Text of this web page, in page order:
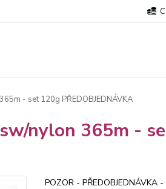
- set 120g PŘEDOBJEDNÁVKA
nylon 365m -
POZOR -